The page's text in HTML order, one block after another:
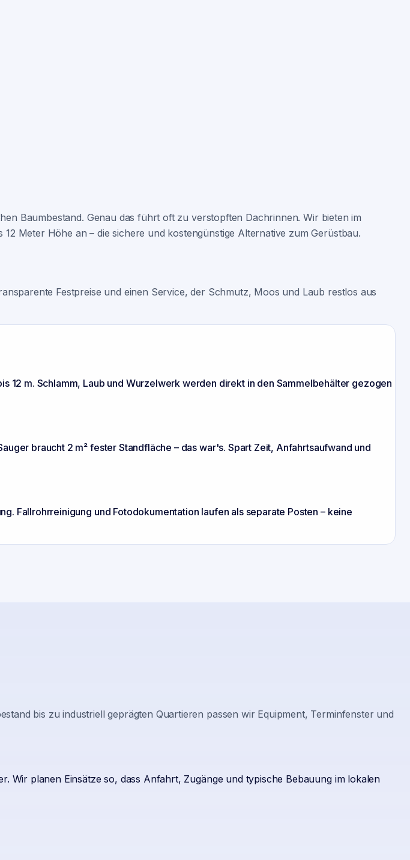
Baumbestand. Genau das führt oft zu verstopften Dachrinnen. Wir bieten im
Meter Höhe an – die sichere und kostengünstige Alternative zum Gerüstbau.
Festpreise und einen Service, der Schmutz, Moos und Laub restlos aus
12 m. Schlamm, Laub und Wurzelwerk werden direkt in den Sammelbehälter gezogen
braucht 2 m² fester Standfläche – das war's. Spart Zeit, Anfahrtsaufwand und
Fallrohrreinigung und Fotodokumentation laufen als separate Posten – keine
bis zu industriell geprägten Quartieren passen wir Equipment, Terminfenster und
planen Einsätze so, dass Anfahrt, Zugänge und typische Bebauung im lokalen